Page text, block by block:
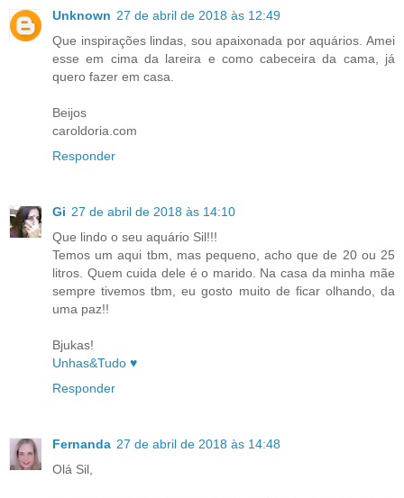
Unknown 27 de abril de 2018 às 12:49
Que inspirações lindas, sou apaixonada por aquários. Amei
esse em cima da lareira e como cabeceira da cama, já
quero fazer em casa.
Beijos
caroldoria.com
Responder
Gi 27 de abril de 2018 às 14:10
Que lindo o seu aquário Sil!!!
Temos um aqui tbm, mas pequeno, acho que de 20 ou 25
litros. Quem cuida dele é o marido. Na casa da minha mãe
sempre tivemos tbm, eu gosto muito de ficar olhando, da
uma paz!!
Bjukas!
Unhas&Tudo ♥
Responder
Fernanda 27 de abril de 2018 às 14:48
Olá Sil,